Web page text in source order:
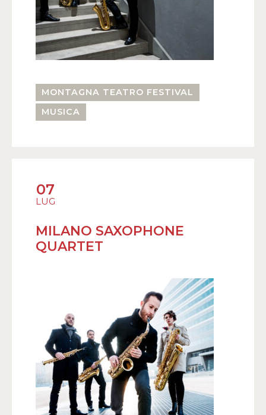
MONTAGNA TEATRO FESTIVAL
MUSICA
07
LUG
MILANO SAXOPHONE
QUARTET